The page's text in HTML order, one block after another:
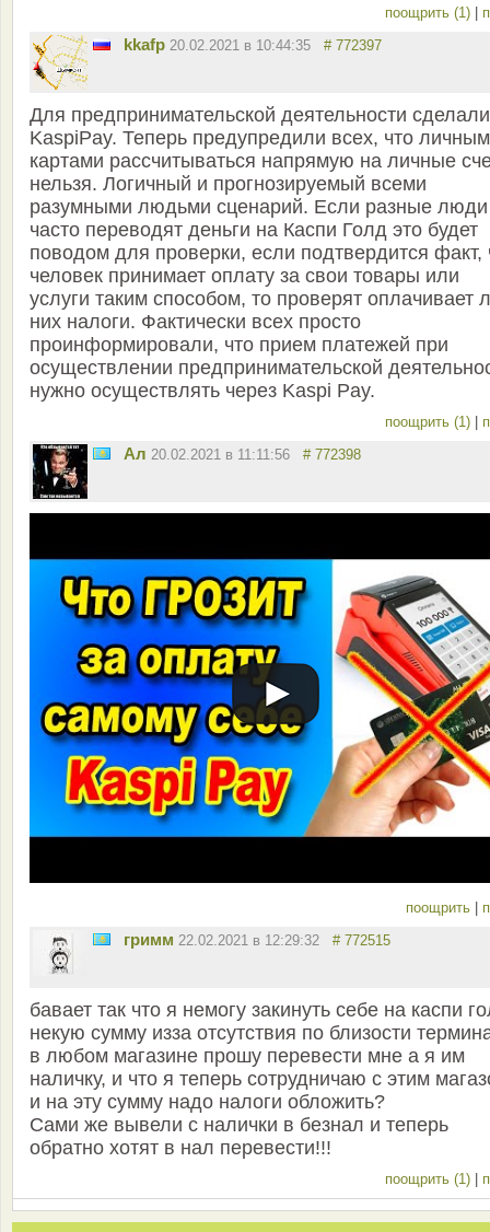
поощрить (1)
kkafp 20.02.2021 в 10:44:35 # 772397
Для предпринимательской деятельности сделали
KaspiPay. Теперь предупредили всех, что
картами рассчитываться напрямую на личные
нельзя. Логичный и прогнозируемый всеми
разумными людьми сценарий. Если разные люди
часто переводят деньги на Каспи Голд это будет
поводом для проверки, если подтвердится факт,
человек принимает оплату за свои товары или
услуги таким способом, то проверят оплачивает
них налоги. Фактически всех просто
проинформировали, что прием платежей при
осуществлении предпринимательской
нужно осуществлять через Kaspi Pay.
поощрить (1)
Ал 20.02.2021 в 11:11:56 # 772398
поощрить |
гримм 22.02.2021 в 12:29:32 # 772515
бавает так что я немогу закинуть себе на каспи
некую сумму изза отсутствия по близости
в любом магазине прошу перевести мне а я им
наличку, и что я теперь сотрудничаю с этим
и на эту сумму надо налоги обложить?
Сами же вывели с налички в безнал и теперь
обратно хотят в нал перевести!!!
поощрить (1) |